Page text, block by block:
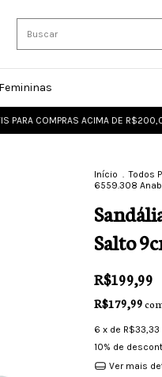
ACIMA DE R$200,00
Início . Todos
6559.308
Salto
R$199,99
R$179,99
6 x de R$33,33
10% de
Ver mais